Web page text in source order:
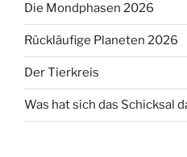
Die Mondphasen 2026
Rückläufige Planeten 2026
Der Tierkreis
Was hat sich das Schicksal